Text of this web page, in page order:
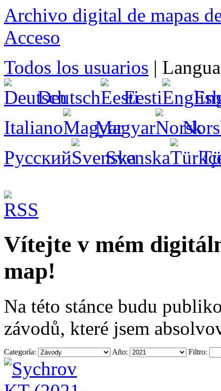
Archivo digital de mapas
Acceso
Todos los usuarios |
Deutsch
Eesti
Italiano
Magyar
Русский
Svenska
Vítejte v mém
map!
Na této stánce budu
závodů, které jsem
Categoría: Año: Filtro: